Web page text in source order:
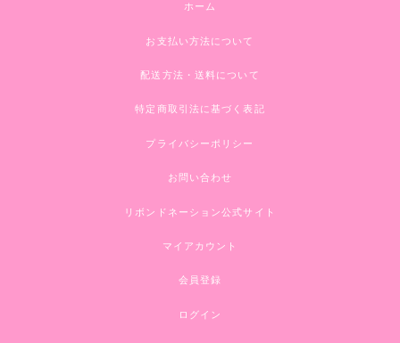
ホーム
お支払い方法について
配送方法・送料について
特定商取引法に基づく表記
プライバシーポリシー
お問い合わせ
リボンドネーション公式サイト
マイアカウント
会員登録
ログイン